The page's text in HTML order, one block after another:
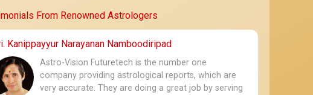
★★★★★ Pranab Kumar Ghorai ★★★★★
10-05-2026
Very good
Babulal M Shah
From Renowned Astrologers
Kanippayyur Narayanan Namboodiripad
Astro-Vision Futuretech is the number one
company providing astrological reports, which are
very accurate. They are doing a great job by serving